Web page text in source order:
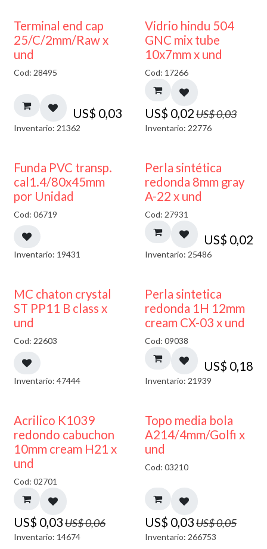
Terminal end cap
25/C/2mm/Raw x
und
Cod: 28495
US$ 0,03
Inventario: 21362
40% DESCUENTO
Vidrio hindu 504
GNC mix tube
10x7mm x und
Cod: 17266
US$ 0,02US$0,03
Inventario: 22776
Funda PVC transp.
cal1.4/80x45mm
por Unidad
Cod: 06719
Inventario: 19431
Perla sintética
redonda 8mm gray
A-22 x und
Cod: 27931
US$ 0,02
Inventario: 25486
MC chaton crystal
ST PP11 B class x
und
Cod: 22603
Inventario: 47444
Perla sintetica
redonda 1H 12mm
cream CX-03 x und
Cod: 09038
US$ 0,18
Inventario: 21939
50% DESCUENTO
Acrilico K1039
redondo cabuchon
10mm cream H21 x
und
Cod: 02701
US$ 0,03US$0,06
Inventario: 14674
40% DESCUENTO
Topo media bola
A214/4mm/Golfi x
und
Cod: 03210
US$ 0,03US$0,05
Inventario: 266753